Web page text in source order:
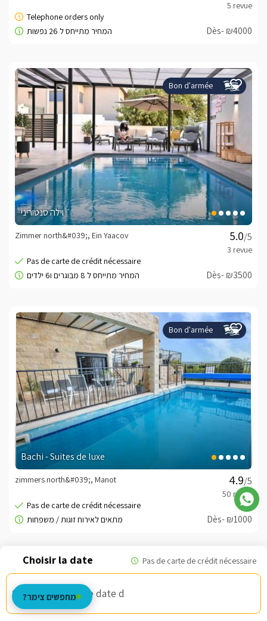
Choisissez une date d
Dès- ₪4000
Bon d'armée
וילה סנטוריני
/5
Zimmer north&#039;, Ein Yaacov
Dès- ₪3500
Bon d'armée
Bachi - Suites de luxe
/5
zimmers north&#039;, Manot
Dès- ₪1000
מחפשים צימר?